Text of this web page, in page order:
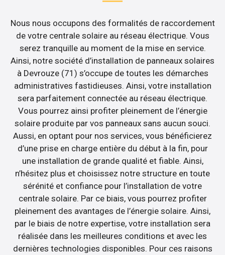
Nous nous occupons des formalités de raccordement
de votre centrale solaire au réseau électrique. Vous
serez tranquille au moment de la mise en service.
Ainsi, notre société d’installation de panneaux solaires
à Devrouze (71) s’occupe de toutes les démarches
administratives fastidieuses. Ainsi, votre installation
sera parfaitement connectée au réseau électrique.
Vous pourrez ainsi profiter pleinement de l’énergie
solaire produite par vos panneaux sans aucun souci.
Aussi, en optant pour nos services, vous bénéficierez
d’une prise en charge entière du début à la fin, pour
une installation de grande qualité et fiable. Ainsi,
n’hésitez plus et choisissez notre structure en toute
sérénité et confiance pour l’installation de votre
centrale solaire. Par ce biais, vous pourrez profiter
pleinement des avantages de l’énergie solaire. Ainsi,
par le biais de notre expertise, votre installation sera
réalisée dans les meilleures conditions et avec les
dernières technologies disponibles. Pour ces raisons